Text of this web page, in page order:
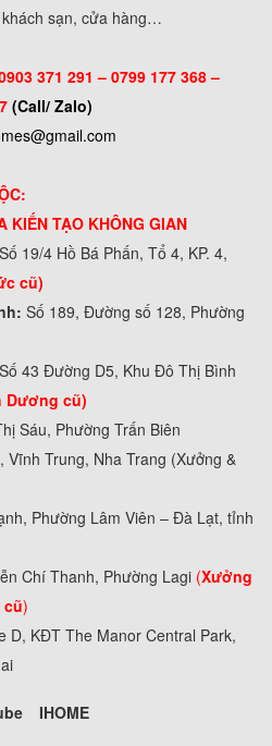
sạn, cửa hàng…
371 291 –0799 177 368 –
(Call/ Zalo)
TẠO KHÔNG GIAN
Số 19/4 Hồ Bá Phấn, Tổ 4, KP. 4,
cũ)
Số 189, Đường số 128, Phường
Số 43 Đường D5, Khu Đô Thị Bình
Dương cũ)
Sáu, Phường Trấn Biên
Trung, Nha Trang (Xưởng &
Phường Lâm Viên – Đà Lạt, tỉnh
Chí Thanh, Phường Lagi (Xưởng
cũ)
D, KĐT The Manor Central Park,
IHOME